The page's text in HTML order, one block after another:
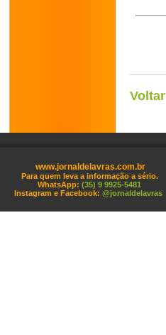
Voltar
www.jornaldelavras.com.br
Para quem leva a informação a sério.
WhatsApp: (35) 9 9925-5481
Instagram e Facebook: @jornaldelavras